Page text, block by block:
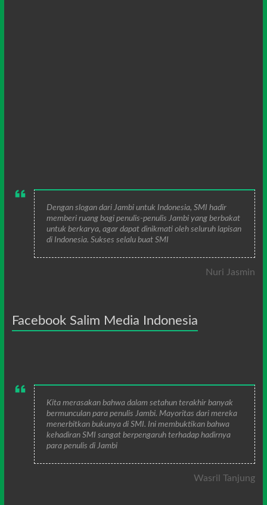
Dengan slogan dari Jambi untuk Indonesia, SMI hadir
memberi ruang bagi penulis-penulis Jambi yang berbakat
untuk berkarya, agar dapat dinikmati oleh seluruh lapisan
di Indonesia. Sukses selalu buat SMI
Nuri Jasmin
Facebook Salim Media Indonesia
Kita merasakan bahwa dalam setahun terakhir banyak
bermunculan para penulis Jambi. Mayoritas dari mereka
menerbitkan bukunya di SMI. Ini membuktikan bahwa
kehadiran SMI sangat berpengaruh terhadap hadirnya
para penulis di Jambi
Wasril Tanjung